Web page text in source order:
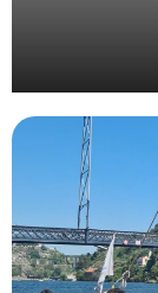
Wella –